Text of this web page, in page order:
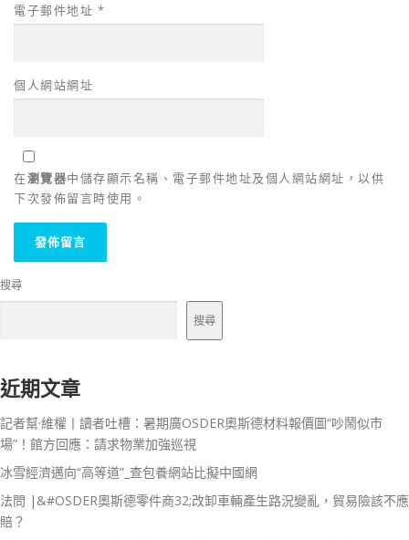
電子郵件地址 *
個人網站網址
在瀏覽器中儲存顯示名稱、電子郵件地址及個人網站網址，以供
下次發佈留言時使用。
搜尋
搜尋
近期文章
記者幫·維權丨讀者吐槽：暑期廣OSDER奧斯德材料報價圖“吵鬧似市
場”！館方回應：請求物業加強巡視
冰雪經濟邁向“高等道”_查包養網站比擬中國網
法問 |&#OSDER奧斯德零件商32;改卸車輛產生路況變亂，貿易險該不應
賠？